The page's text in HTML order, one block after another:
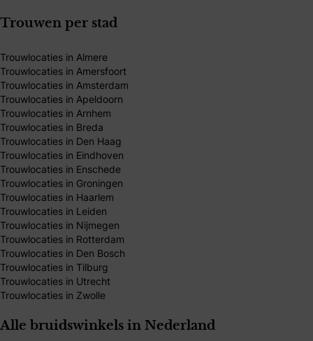
Trouwen per stad
Trouwlocaties in Almere
Trouwlocaties in Amersfoort
Trouwlocaties in Amsterdam
Trouwlocaties in Apeldoorn
Trouwlocaties in Arnhem
Trouwlocaties in Breda
Trouwlocaties in Den Haag
Trouwlocaties in Eindhoven
Trouwlocaties in Enschede
Trouwlocaties in Groningen
Trouwlocaties in Haarlem
Trouwlocaties in Leiden
Trouwlocaties in Nijmegen
Trouwlocaties in Rotterdam
Trouwlocaties in Den Bosch
Trouwlocaties in Tilburg
Trouwlocaties in Utrecht
Trouwlocaties in Zwolle
Alle bruidswinkels in Nederland